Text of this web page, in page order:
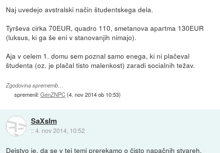
Naj uvedejo avstralski način študentskega dela.
Tyrševa cirka 70EUR, quadro 110, smetanova apartma 130EUR
(luksus, ki ga še eni v stanovanjih nimajo).
Aja v celem 1. domu sem poznal samo enega, ki ni plačeval
študenta (oz. je plačal tisto malenkost) zaradi socialnih težav.
Zgodovina sprememb…
spremenil:GenZNPC(4. nov 2014 ob 10:53)
SaXsIm
::4. nov 2014, 10:52
Dejstvo je, da se v tej temi prerekamo o čisto napačnih stvareh.